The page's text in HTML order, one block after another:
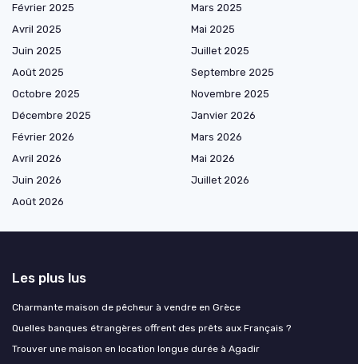
Février 2025
Mars 2025
Avril 2025
Mai 2025
Juin 2025
Juillet 2025
Août 2025
Septembre 2025
Octobre 2025
Novembre 2025
Décembre 2025
Janvier 2026
Février 2026
Mars 2026
Avril 2026
Mai 2026
Juin 2026
Juillet 2026
Août 2026
Les plus lus
Charmante maison de pêcheur à vendre en Grèce
Quelles banques étrangères offrent des prêts aux Français ?
Trouver une maison en location longue durée à Agadir